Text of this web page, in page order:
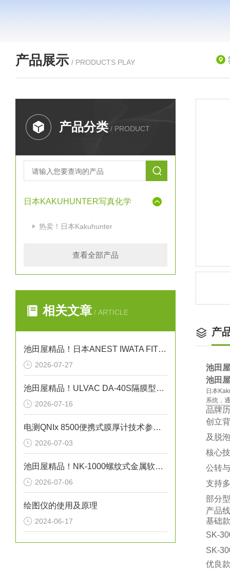
产品展示 / PRODUCTS PLAY
产品分类 / PRODUCT
日本KAKUHUNTER写真化学
热卖！日本Kakuhunter
查看全部产品
相关文章 / ARTICLE
池田屋精品！日本ANEST IWATA FIT13032无油活塞式空压机
2026-07-27
池田屋精品！ULVAC DA-40S隔膜型干式真空泵
2026-07-16
电测QNIx 8500便携式膜厚计技术参数与应用解析
2026-07-03
池田屋精品！NK-1000螺纹式金属软管技术参数与应用解析
2026-07-06
绘图仪的使用及原理
2024-06-17
产
池田
池田
日本
系统‌，
品牌
创立
及脱
核心
公转
支持
部分
产品
基础
‌SK-
‌SK-
优良